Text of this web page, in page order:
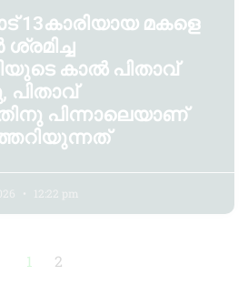
മകളെ
ശ്രമിച്ച
കാൽ പിതാവ്
പിതാവ്
പിന്നാലെയാണ്
12:22 pm
1 2